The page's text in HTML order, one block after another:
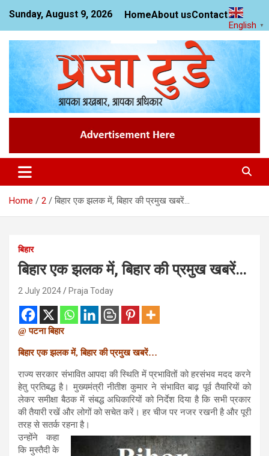
content
Sunday, August 9, 2026 HomeAbout usContact us
Praja Today
News Website
Home 2 बिहार एक झलक में, बिहार की प्रमुख खबरें…
बिहार
बिहार एक झलक में, बिहार की प्रमुख खबरें…
2 July 2024 Praja Today
@ पटना बिहार
बिहार एक झलक में, बिहार की प्रमुख खबरें…
राज्य सरकार संभावित आपदा की स्थिति में प्रभावितों को हरसंभव मदद करने
हेतु प्रतिबद्ध है। मुख्यमंत्री नीतीश कुमार ने संभावित बाढ़ पूर्व तैयारियों को
लेकर समीक्षा बैठक में संबद्ध अधिकारियों को निर्देश दिया है कि सभी प्रकार
की तैयारी रखें और लोगों को सचेत करें। हर चीज पर नजर रखनी है और पूरी
तरह से सतर्क रहना है।
उन्होंने कहा
कि मुस्तैदी के
English ▼